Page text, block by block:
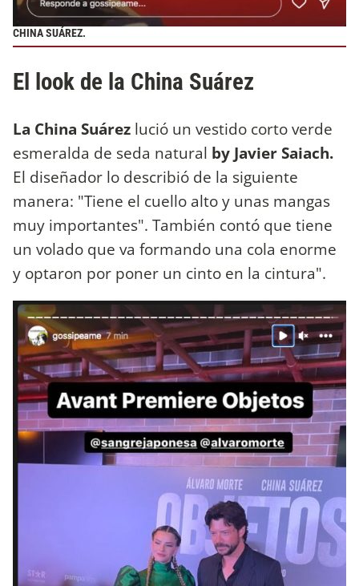
CHINA SUÁREZ.
El look de la China Suárez
La China Suárez lució un vestido corto verde
esmeralda de seda natural by Javier Saiach.
El diseñador lo describió de la siguiente
manera: "Tiene el cuello alto y unas mangas
muy importantes". También contó que tiene
un volado que va formando una cola enorme
y optaron por poner un cinto en la cintura".